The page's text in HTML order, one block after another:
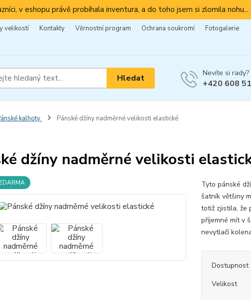
v eshopu právě probíhala inventura, a do toho jsem si zlomila nohu...
velikostí Kontakty Věrnostní program Ochrana soukromí
Fotogalerie
Hledat Nevíte si
+420 608
kalhoty Pánské džíny nadměrné velikosti elastické
džíny nadměrné velikosti
Tyto pánské
šatník většiny
totiž zjistila, že
příjemné mít v
nevytlačí
Dostupnost
Velikost